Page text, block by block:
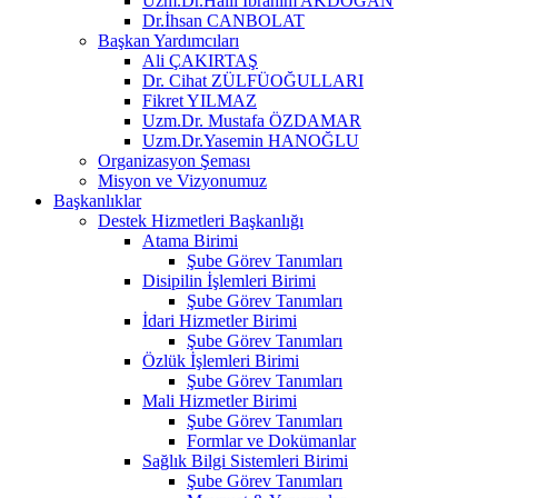
Dr.İhsan CANBOLAT
Başkan Yardımcıları
Ali ÇAKIRTAŞ
Dr. Cihat ZÜLFÜOĞULLARI
Fikret YILMAZ
Uzm.Dr. Mustafa ÖZDAMAR
Uzm.Dr.Yasemin HANOĞLU
Organizasyon Şeması
Misyon ve Vizyonumuz
Başkanlıklar
Destek Hizmetleri Başkanlığı
Atama Birimi
Şube Görev Tanımları
Disipilin İşlemleri Birimi
Şube Görev Tanımları
İdari Hizmetler Birimi
Şube Görev Tanımları
Özlük İşlemleri Birimi
Şube Görev Tanımları
Mali Hizmetler Birimi
Şube Görev Tanımları
Formlar ve Dokümanlar
Sağlık Bilgi Sistemleri Birimi
Şube Görev Tanımları